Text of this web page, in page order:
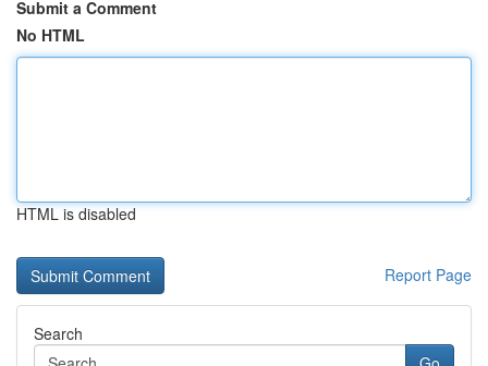
Submit a Comment
No HTML
HTML is disabled
Report Page
Search